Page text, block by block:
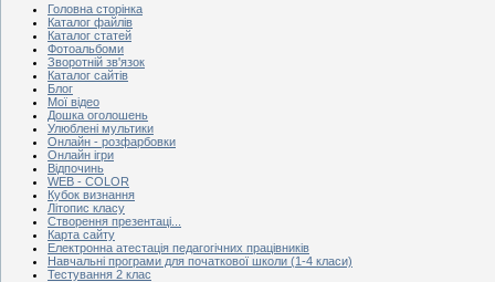
Головна сторінка
Каталог файлів
Каталог статей
Фотоальбоми
Зворотній зв'язок
Каталог сайтів
Блог
Мої відео
Дошка оголошень
Улюблені мультики
Онлайн - розфарбовки
Онлайн ігри
Відпочинь
WEB - COLOR
Кубок визнання
Літопис класу
Створення презентаці...
Карта сайту
Електронна атестація педагогічних працівників
Навчальні програми для початкової школи (1-4 класи)
Тестування 2 клас